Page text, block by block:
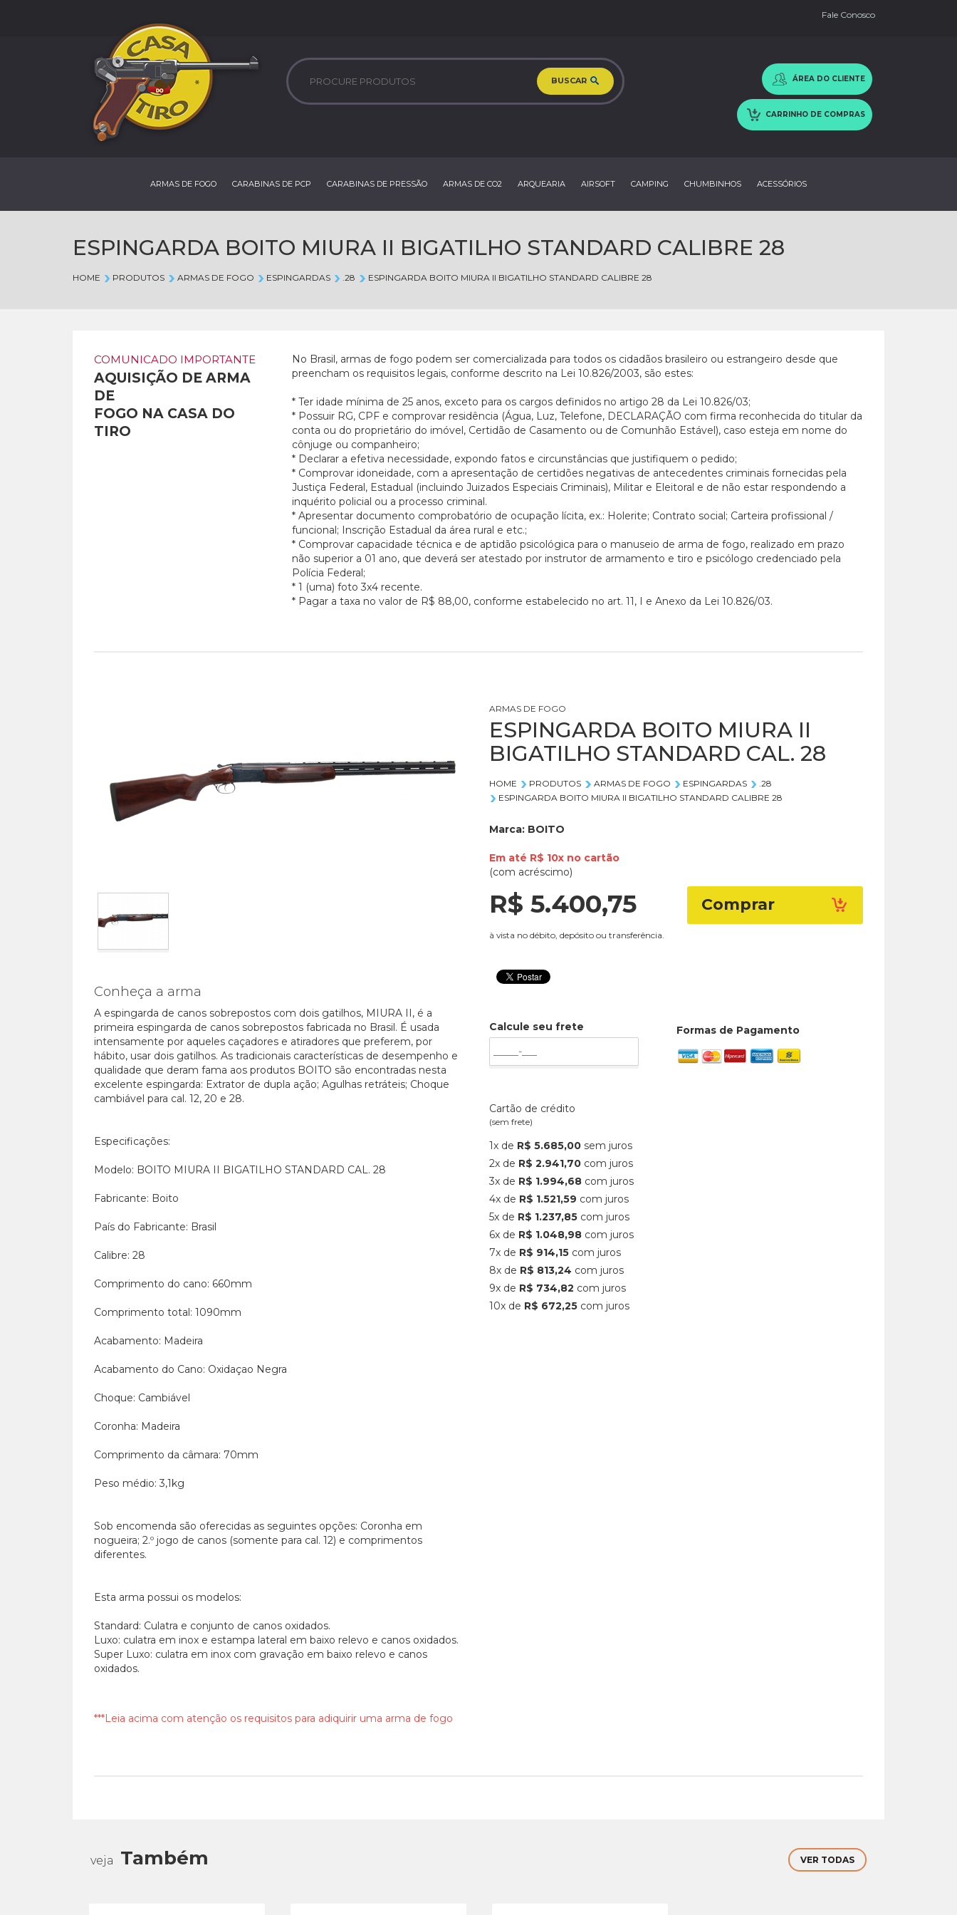
Fale Conosco
BUSCAR ÁREA DO CLIENTE
CARRINHO DE COMPRAS
ARMAS DE FOGO CARABINAS DE PCP CARABINAS DE PRESSÃO ARMAS DE CO2 ARQUEARIA AIRSOFT CAMPING CHUMBINHOS ACESSÓRIOS
ESPINGARDA BOITO MIURA II BIGATILHO STANDARD CALIBRE 28
HOME PRODUTOS ARMAS DE FOGO ESPINGARDAS .28 ESPINGARDA BOITO MIURA II BIGATILHO STANDARD CALIBRE 28
COMUNICADO IMPORTANTE
AQUISIÇÃO DE ARMA
DE
FOGO NA CASA DO
TIRO
No Brasil, armas de fogo podem ser comercializada para todos os cidadãos brasileiro ou estrangeiro desde que
preencham os requisitos legais, conforme descrito na Lei 10.826/2003, são estes:
* Ter idade mínima de 25 anos, exceto para os cargos definidos no artigo 28 da Lei 10.826/03;
* Possuir RG, CPF e comprovar residência (Água, Luz, Telefone, DECLARAÇÃO com firma reconhecida do titular da
conta ou do proprietário do imóvel, Certidão de Casamento ou de Comunhão Estável), caso esteja em nome do
cônjuge ou companheiro;
* Declarar a efetiva necessidade, expondo fatos e circunstâncias que justifiquem o pedido;
* Comprovar idoneidade, com a apresentação de certidões negativas de antecedentes criminais fornecidas pela
Justiça Federal, Estadual (incluindo Juizados Especiais Criminais), Militar e Eleitoral e de não estar respondendo a
inquérito policial ou a processo criminal.
* Apresentar documento comprobatório de ocupação lícita, ex.: Holerite; Contrato social; Carteira profissional /
funcional; Inscrição Estadual da área rural e etc.;
* Comprovar capacidade técnica e de aptidão psicológica para o manuseio de arma de fogo, realizado em prazo
não superior a 01 ano, que deverá ser atestado por instrutor de armamento e tiro e psicólogo credenciado pela
Polícia Federal;
* 1 (uma) foto 3x4 recente.
* Pagar a taxa no valor de R$ 88,00, conforme estabelecido no art. 11, I e Anexo da Lei 10.826/03.
Conheça a arma
A espingarda de canos sobrepostos com dois gatilhos, MIURA II, é a
primeira espingarda de canos sobrepostos fabricada no Brasil. É usada
intensamente por aqueles caçadores e atiradores que preferem, por
hábito, usar dois gatilhos. As tradicionais características de desempenho e
qualidade que deram fama aos produtos BOITO são encontradas nesta
excelente espingarda: Extrator de dupla ação; Agulhas retráteis; Choque
cambiável para cal. 12, 20 e 28.
Especificações:
Modelo: BOITO MIURA II BIGATILHO STANDARD CAL. 28
Fabricante: Boito
País do Fabricante: Brasil
Calibre: 28
Comprimento do cano: 660mm
Comprimento total: 1090mm
Acabamento: Madeira
Acabamento do Cano: Oxidaçao Negra
Choque: Cambiável
Coronha: Madeira
Comprimento da câmara: 70mm
Peso médio: 3,1kg
Sob encomenda são oferecidas as seguintes opções: Coronha em
nogueira; 2.º jogo de canos (somente para cal. 12) e comprimentos
diferentes.
Esta arma possui os modelos:
Standard: Culatra e conjunto de canos oxidados.
Luxo: culatra em inox e estampa lateral em baixo relevo e canos oxidados.
Super Luxo: culatra em inox com gravação em baixo relevo e canos
oxidados.
***Leia acima com atenção os requisitos para adiquirir uma arma de fogo
ARMAS DE FOGO
ESPINGARDA BOITO MIURA II
BIGATILHO STANDARD CAL. 28
HOME PRODUTOS ARMAS DE FOGO ESPINGARDAS
.28
ESPINGARDA BOITO MIURA II BIGATILHO STANDARD CALIBRE 28
Marca: BOITO
Em até R$ 10x no cartão
(com acréscimo)
R$ 5.400,75
à vista no débito, depósito ou transferência.
Comprar
Calcule seu frete Formas de Pagamento
Cartão de crédito
(sem frete)
1x de R$ 5.685,00 sem juros
2x de R$ 2.941,70 com juros
3x de R$ 1.994,68 com juros
4x de R$ 1.521,59 com juros
5x de R$ 1.237,85 com juros
6x de R$ 1.048,98 com juros
7x de R$ 914,15 com juros
8x de R$ 813,24 com juros
9x de R$ 734,82 com juros
10x de R$ 672,25 com juros
veja Também VER TODAS